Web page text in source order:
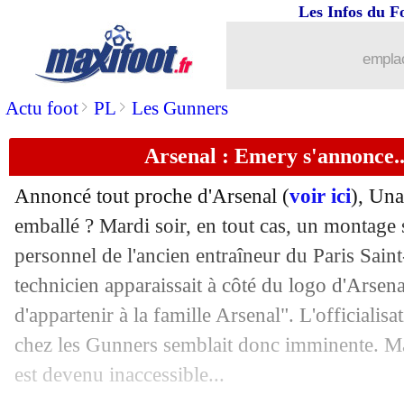
Actu foot> PL > Les Gunners
Les Infos du
Arsenal : Emery
Annoncé tout proche d'Arsenal (voir ici),
emballé ? Mardi soir, en tout cas, un
personnel de l'ancien entraîneur du Paris
technicien apparaissait à côté du logo
d'appartenir à la famille Arsenal".
chez les Gunners semblait donc imminente.
est devenu inaccessible...
Rennes
23/05 Nantes
23/05 Montpellier: Mukiele, direction
23/05 Real : Ronaldo dévoile son âge
23/05 Sondage MF: Buffon au PSG, une
23/05 PSG: Nkunku envoie un message
23/05 EdF: pas de sanction contre Rabiot ?
23/05 Bayer: Hradecky pour 5 ans !